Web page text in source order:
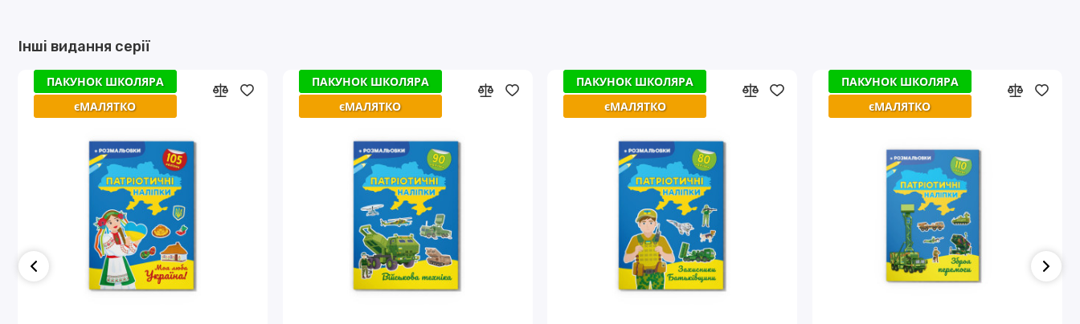
Інші видання серії
ПАКУНОК ШКОЛЯРА
єМАЛЯТКО
ПАКУНОК ШКОЛЯРА
єМАЛЯТКО
ПАКУНОК ШКОЛЯРА
єМАЛЯТКО
ПАКУНОК ШКОЛЯРА
єМАЛЯТКО
ПАКУНОК ШКОЛЯРА
єМАЛЯТКО
ПАКУНОК ШКОЛЯРА
єМАЛЯТКО
ПАКУНОК ШКОЛЯРА
єМАЛЯТКО
ПАКУНОК ШКОЛЯРА
єМАЛЯТКО